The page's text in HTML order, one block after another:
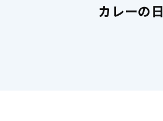
カレーの日